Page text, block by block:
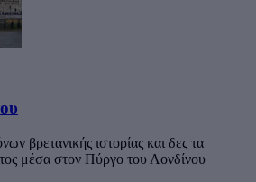
βρετανικής ιστορίας και δες τα
μέσα στον Πύργο του Λονδίνου